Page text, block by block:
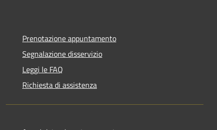
Prenotazione appuntamento
Segnalazione disservizio
Leggi le FAQ
Richiesta di assistenza